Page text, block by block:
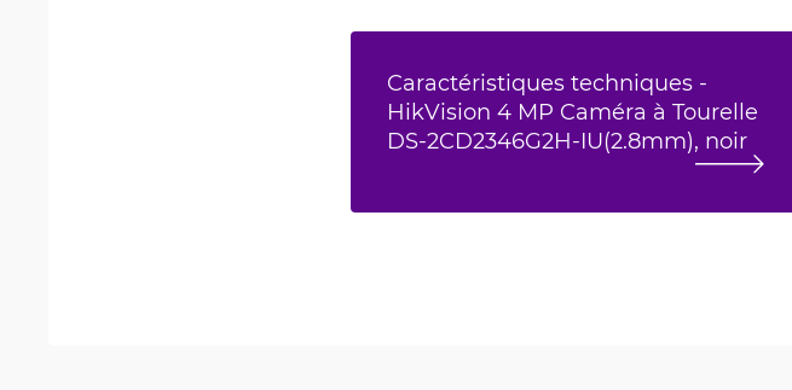
Caractéristiques techniques -
HikVision 4 MP Caméra à Tourelle
DS-2CD2346G2H-IU(2.8mm), noir